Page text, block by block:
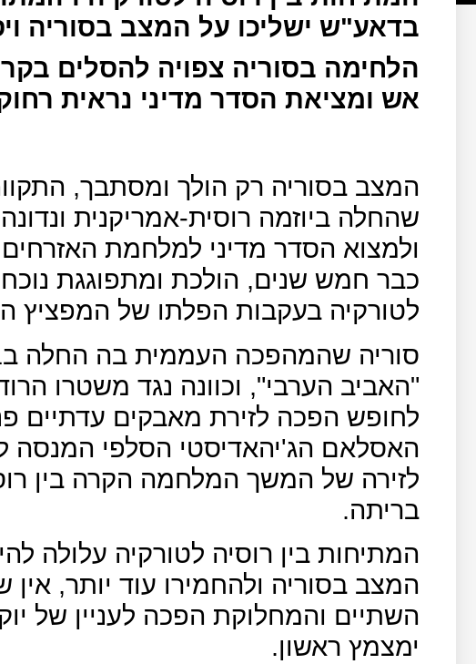
בדאע"ש ישליכו על המצב בסוריה
הלחימה בסוריה צפויה להסלים
אש ומציאת הסדר מדיני נראית
המצב בסוריה רק הולך ומסתבך,
שהחלה ביוזמה רוסית-אמריקנית
ולמצוא הסדר מדיני למלחמת
כבר חמש שנים, הולכת ומתפוגגת
לטורקיה בעקבות הפלתו של המפציץ
"האביב הערבי", וכוונה נגד משטרו
לחופש הפכה לזירת מאבקים עדתיים
האסלאם הג'יהאדיסטי הסלפי המנסה
לזירה של המשך המלחמה הקרה בין
בריתה.
המתיחות בין רוסיה לטורקיה עלולה
המצב בסוריה ולהחמירו עוד יותר, אין
השתיים והמחלוקת הפכה לעניין של
ימצמץ ראשון.